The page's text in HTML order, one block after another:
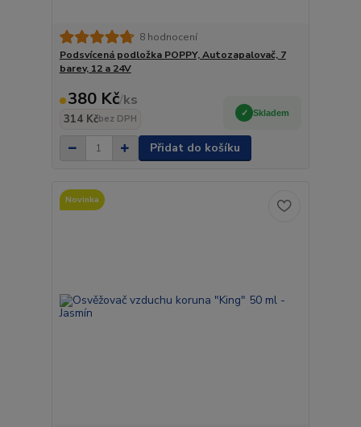
8 hodnocení
Podsvícená podložka POPPY, Autozapalovač, 7
barev, 12 a 24V
380 Kč/ks
314 Kčbez DPH
Skladem
Přidat do košíku
Novinka